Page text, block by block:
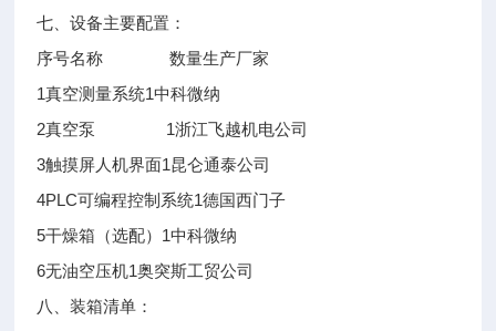
七、设备主要配置：
序号名称 数量生产厂家
1真空测量系统1中科微纳
2真空泵 1浙江飞越机电公司
3触摸屏人机界面1昆仑通泰公司
4PLC可编程控制系统1德国西门子
5干燥箱（选配） 1中科微纳
6无油空压机1奥突斯工贸公司
八、装箱清单：